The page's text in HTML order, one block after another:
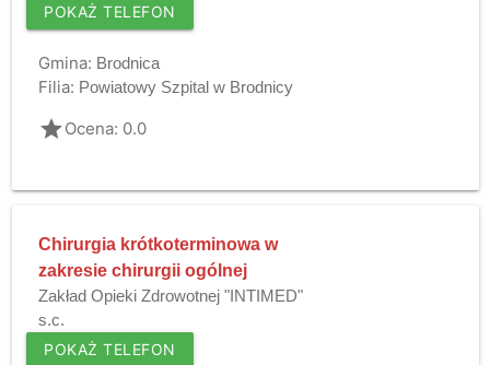
POKAŻ TELEFON
Gmina: Brodnica
Filia: Powiatowy Szpital w Brodnicy
gradeOcena: 0.0
Chirurgia krótkoterminowa w
zakresie chirurgii ogólnej
Zakład Opieki Zdrowotnej "INTIMED"
s.c.
POKAŻ TELEFON